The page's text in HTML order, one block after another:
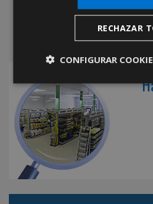
RECHAZAR
CONFIGURAR